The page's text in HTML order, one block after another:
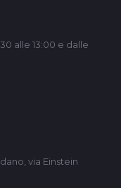
alle 13:00 e dalle
via Einstein